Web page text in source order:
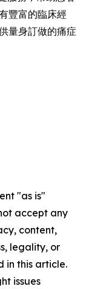
豐富的臨床經
量身訂做的痛症
"as is"
accept any
content,
legality, or
in this article.
issues